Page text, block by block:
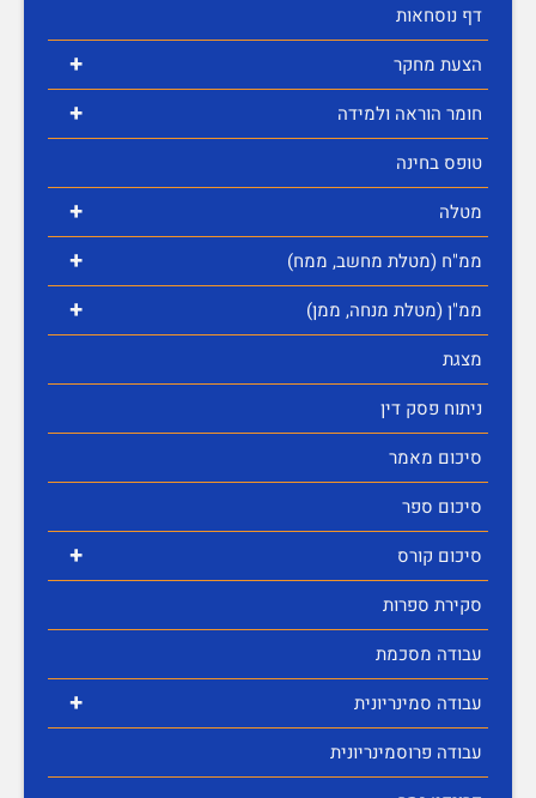
דף נוסחאות
+ הצעת מחקר
+
חומר הוראה ולמידה
טופס בחינה
+ מטלה
+ ממ"ח (מטלת מחשב, ממח)
+
ממ"ן (מטלת מנחה, ממן)
מצגת
ניתוח פסק דין
סיכום מאמר
סיכום ספר
+
סיכום קורס
סקירת ספרות
עבודה מסכמת
+
עבודה סמינריונית
עבודה פרוסמינריונית